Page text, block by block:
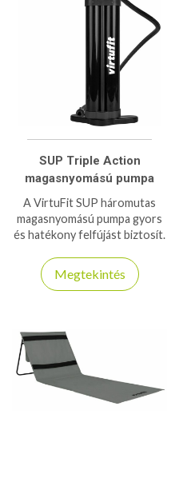
SUP Triple Action
magasnyomású pumpa
A VirtuFit SUP háromutas
magasnyomású pumpa gyors
és hatékony felfújást biztosít.
ergonomikus kialakítás,
könnyű és hordozható.
Megtekintés